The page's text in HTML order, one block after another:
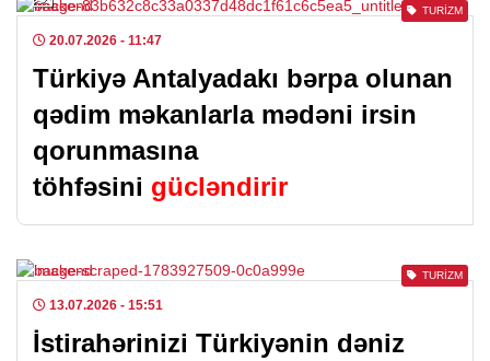
TURIZM
20.07.2026 - 11:47
Türkiyə Antalyadakı bərpa olunan
qədim məkanlarla mədəni irsin
qorunmasına
töhfəsini gücləndirir
TURIZM
13.07.2026 - 15:51
İstirahərinizi Türkiyənin dəniz